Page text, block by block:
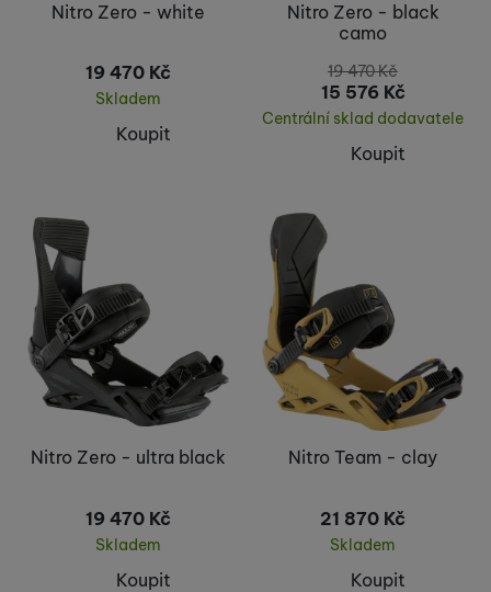
Nitro Zero - white
19 470 Kč
Skladem
Koupit
Nitro Zero - black
camo
19 470Kč
15 576 Kč
Centrální sklad dodavatele
Koupit
Nitro Zero - ultra black
19 470 Kč
Skladem
Koupit
Nitro Team - clay
21 870 Kč
Skladem
Koupit